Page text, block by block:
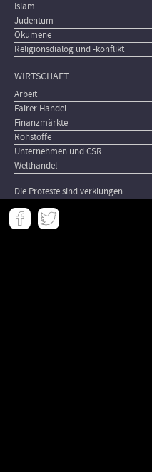
Islam
Judentum
Ökumene
Religionsdialog und -konflikt
WIRTSCHAFT
Arbeit
Fairer Handel
Finanzmärkte
Rohstoffe
Unternehmen und CSR
Welthandel
Die Proteste sind verklungen
Meta
-